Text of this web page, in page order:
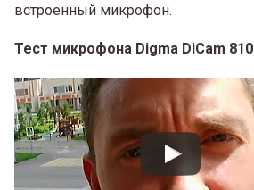
встроенный микрофон.
Тест микрофона Digma DiCam 810